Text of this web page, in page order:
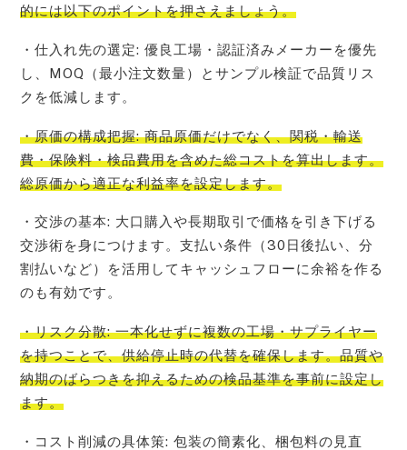
的には以下のポイントを押さえましょう。
・仕入れ先の選定: 優良工場・認証済みメーカーを優先
し、MOQ（最小注文数量）とサンプル検証で品質リス
クを低減します。
・原価の構成把握: 商品原価だけでなく、関税・輸送
費・保険料・検品費用を含めた総コストを算出します。
総原価から適正な利益率を設定します。
・交渉の基本: 大口購入や長期取引で価格を引き下げる
交渉術を身につけます。支払い条件（30日後払い、分
割払いなど）を活用してキャッシュフローに余裕を作る
のも有効です。
・リスク分散: 一本化せずに複数の工場・サプライヤー
を持つことで、供給停止時の代替を確保します。品質や
納期のばらつきを抑えるための検品基準を事前に設定し
ます。
・コスト削減の具体策: 包装の簡素化、梱包料の見直